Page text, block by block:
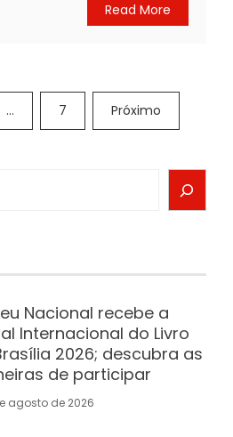
Read More
… 7 Próximo
Nacional recebe a
Internacional do Livro
2026; descubra as
de participar
agosto de 2026